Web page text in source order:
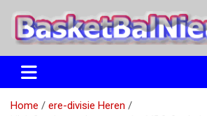
naar
BasketBalNieuws.nl
Etten
Home
ere-divisie Heren